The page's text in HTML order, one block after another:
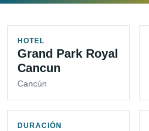
HOTEL
Grand Park Royal
Cancun
Cancún
DURACIÓN